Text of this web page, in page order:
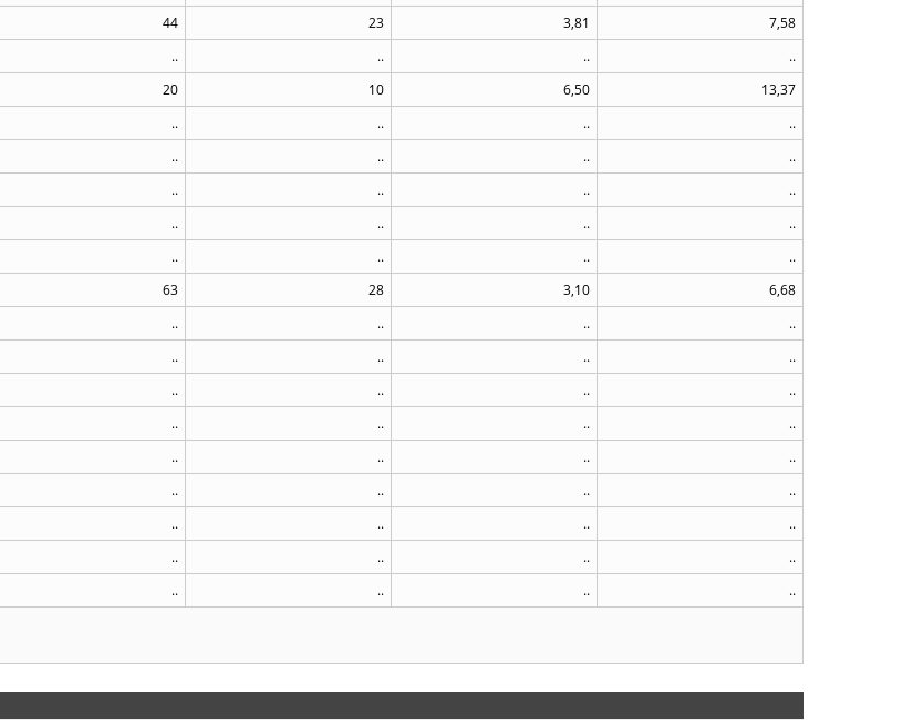
44 23 3,81
7,58
.. .. ..
..
20 10 6,50
13,37
.. .. ..
..
.. .. ..
..
.. .. ..
..
.. .. ..
..
.. .. ..
..
63 28 3,10
6,68
.. .. ..
..
.. .. ..
..
.. .. ..
..
.. .. ..
..
.. .. ..
..
.. .. ..
..
.. .. ..
..
.. .. ..
..
.. .. ..
..